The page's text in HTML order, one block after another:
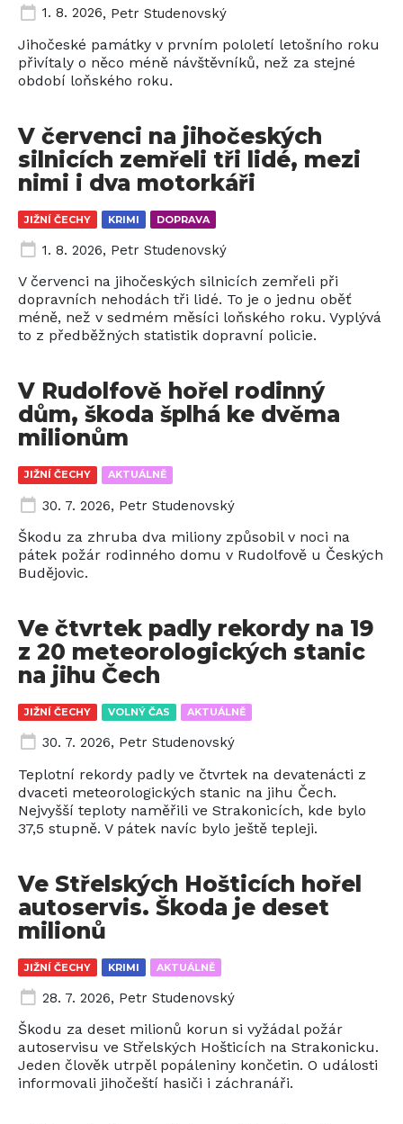
1. 8. 2026, Petr Studenovský
Jihočeské památky v prvním pololetí letošního roku
přivítaly o něco méně návštěvníků, než za stejné
období loňského roku.
JIŽNÍ ČECHY KRIMI DOPRAVA
V červenci na jihočeských
silnicích zemřeli tři lidé, mezi
nimi i dva motorkáři
1. 8. 2026, Petr Studenovský
V červenci na jihočeských silnicích zemřeli při
dopravních nehodách tři lidé. To je o jednu oběť
méně, než v sedmém měsíci loňského roku. Vyplývá
to z předběžných statistik dopravní policie.
JIŽNÍ ČECHY AKTUÁLNĚ
V Rudolfově hořel rodinný
dům, škoda šplhá ke dvěma
milionům
30. 7. 2026, Petr Studenovský
Škodu za zhruba dva miliony způsobil v noci na
pátek požár rodinného domu v Rudolfově u Českých
Budějovic.
JIŽNÍ ČECHY VOLNÝ ČAS AKTUÁLNĚ
Ve čtvrtek padly rekordy na 19
z 20 meteorologických stanic
na jihu Čech
30. 7. 2026, Petr Studenovský
Teplotní rekordy padly ve čtvrtek na devatenácti z
dvaceti meteorologických stanic na jihu Čech.
Nejvyšší teploty naměřili ve Strakonicích, kde bylo
37,5 stupně. V pátek navíc bylo ještě tepleji.
JIŽNÍ ČECHY KRIMI AKTUÁLNĚ
Ve Střelských Hošticích hořel
autoservis. Škoda je deset
milionů
28. 7. 2026, Petr Studenovský
Škodu za deset milionů korun si vyžádal požár
autoservisu ve Střelských Hošticích na Strakonicku.
Jeden člověk utrpěl popáleniny končetin. O události
informovali jihočeští hasiči i záchranáři.